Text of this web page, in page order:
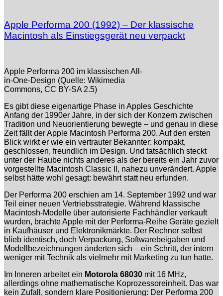
Apple Performa 200 (1992) – Der klassische
Macintosh als Einstiegsgerät neu verpackt
Apple Performa 200 im klassischen All-
in-One-Design (Quelle: Wikimedia
Commons, CC BY-SA 2.5)
Es gibt diese eigenartige Phase in Apples Geschichte
Anfang der 1990er Jahre, in der sich der Konzern zwischen
Tradition und Neuorientierung bewegte – und genau in diese
Zeit fällt der Apple Macintosh Performa 200. Auf den ersten
Blick wirkt er wie ein vertrauter Bekannter: kompakt,
geschlossen, freundlich im Design. Und tatsächlich steckt
unter der Haube nichts anderes als der bereits ein Jahr zuvor
vorgestellte Macintosh Classic II, nahezu unverändert. Apple
selbst hätte wohl gesagt: bewährt statt neu erfunden.
Der Performa 200 erschien am 14. September 1992 und war
Teil einer neuen Vertriebsstrategie. Während klassische
Macintosh-Modelle über autorisierte Fachhändler verkauft
wurden, brachte Apple mit der Performa-Reihe Geräte gezielt
in Kaufhäuser und Elektronikmärkte. Der Rechner selbst
blieb identisch, doch Verpackung, Softwarebeigaben und
Modellbezeichnungen änderten sich – ein Schritt, der intern
weniger mit Technik als vielmehr mit Marketing zu tun hatte.
Im Inneren arbeitet ein Motorola 68030 mit 16 MHz,
allerdings ohne mathematische Koprozessoreinheit. Das war
kein Zufall, sondern klare Positionierung: Der Performa 200